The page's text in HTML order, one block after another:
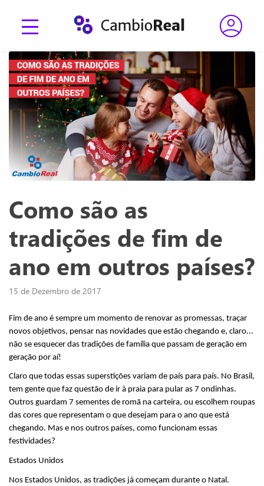
Como são as
tradições de fim de
ano em outros países?
15 de Dezembro de 2017
Fim de ano é sempre um momento de renovar as promessas, traçar
novos objetivos, pensar nas novidades que estão chegando e, claro...
não se esquecer das tradições de família que passam de geração em
geração por aí!
Claro que todas essas superstições variam de país para país. No Brasil,
tem gente que faz questão de ir à praia para pular as 7 ondinhas.
Outros guardam 7 sementes de romã na carteira, ou escolhem roupas
das cores que representam o que desejam para o ano que está
chegando. Mas e nos outros países, como funcionam essas
festividades?
Estados Unidos
Nos Estados Unidos, as tradições já começam durante o Natal.